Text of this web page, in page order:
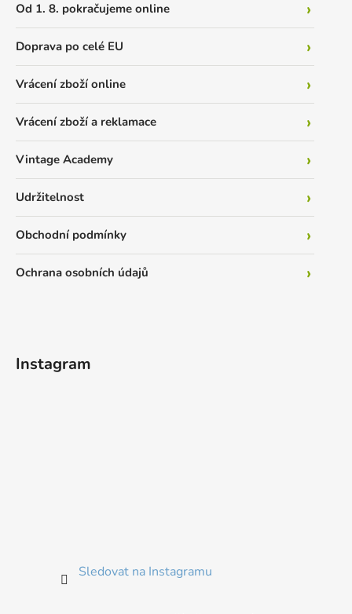
Od 1. 8. pokračujeme online
Doprava po celé EU
Vrácení zboží online
Vrácení zboží a reklamace
Vintage Academy
Udržitelnost
Obchodní podmínky
Ochrana osobních údajů
Instagram
Sledovat na Instagramu